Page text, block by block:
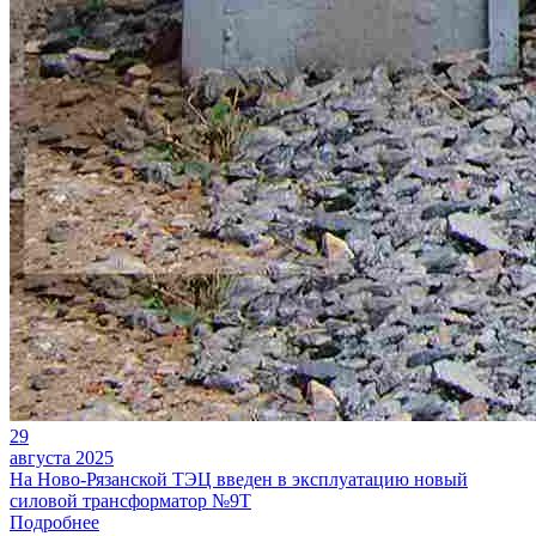
29
августа 2025
На Ново-Рязанской ТЭЦ введен в эксплуатацию новый
силовой трансформатор №9Т
Подробнее